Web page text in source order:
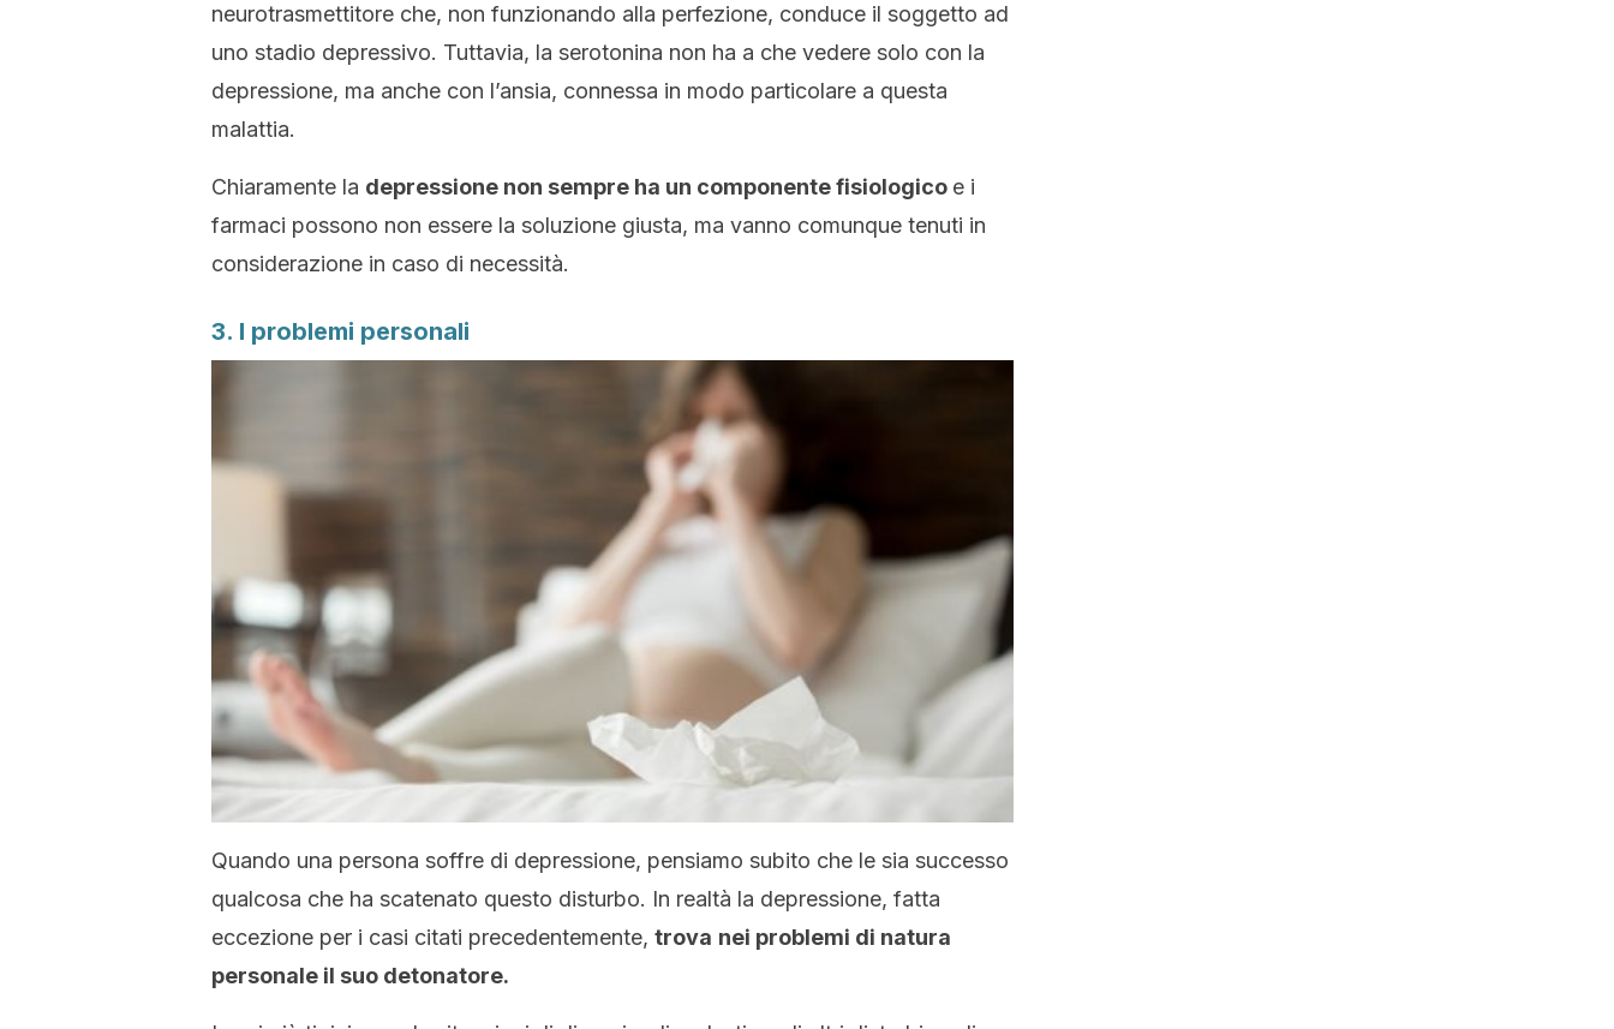
neurotrasmettitore che, non funzionando alla perfezione, conduce il soggetto ad
uno stadio depressivo. Tuttavia, la serotonina non ha a che vedere solo con la
depressione, ma anche con l’ansia, connessa in modo particolare a questa
malattia.
Chiaramente la depressione non sempre ha un componente fisiologico e i
farmaci possono non essere la soluzione giusta, ma vanno comunque tenuti in
considerazione in caso di necessità.
3. I problemi personali
Quando una persona soffre di depressione, pensiamo subito che le sia successo
qualcosa che ha scatenato questo disturbo. In realtà la depressione, fatta
eccezione per i casi citati precedentemente, trova nei problemi di natura
personale il suo detonatore.